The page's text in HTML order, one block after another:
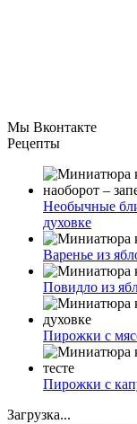
Мы Вконтакте
Рецепты
Необычные
духовке
Варенье из
Повидло из
Пирожки с
Пирожки с
Загрузка...